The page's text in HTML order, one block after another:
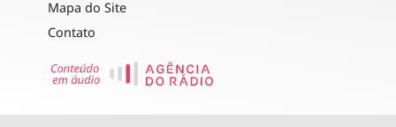
Mapa do Site
Contato